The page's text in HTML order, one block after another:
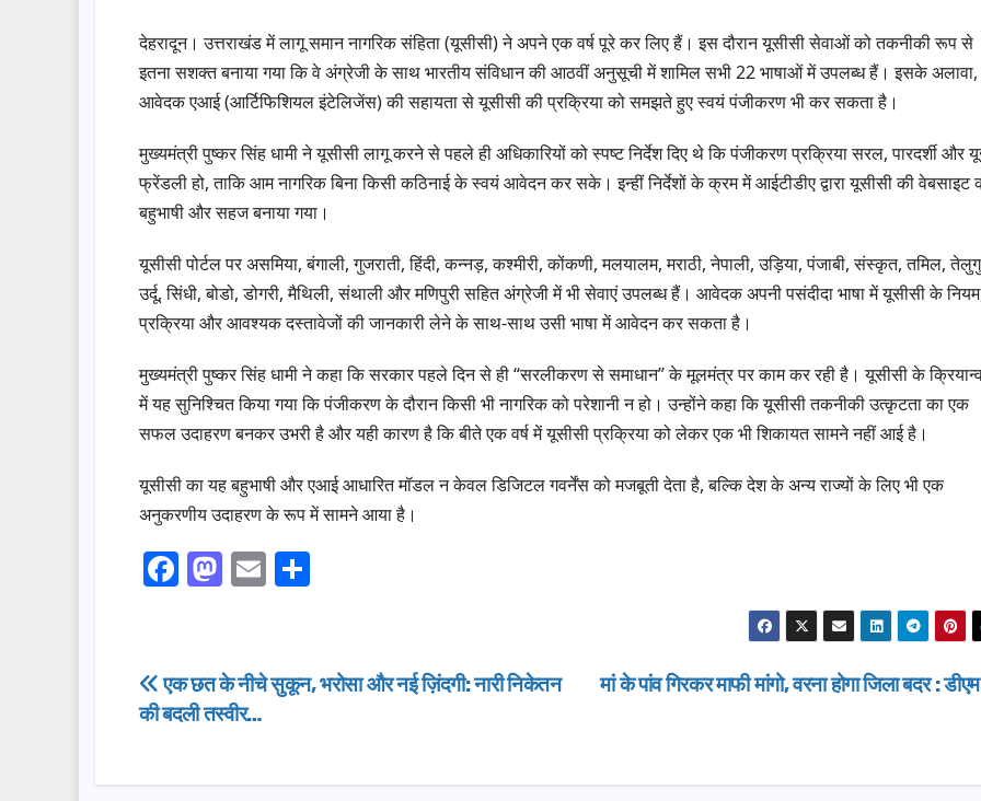
देहरादून। उत्तराखंड में लागू समान नागरिक संहिता (यूसीसी) ने अपने एक वर्ष पूरे कर लिए हैं। इस दौरान यूसीसी सेवाओं को तकनीकी रूप से
इतना सशक्त बनाया गया कि वे अंग्रेजी के साथ भारतीय संविधान की आठवीं अनुसूची में शामिल सभी 22 भाषाओं में उपलब्ध हैं। इसके अलावा,
आवेदक एआई (आर्टिफिशियल इंटेलिजेंस) की सहायता से यूसीसी की प्रक्रिया को समझते हुए स्वयं पंजीकरण भी कर सकता है।
मुख्यमंत्री पुष्कर सिंह धामी ने यूसीसी लागू करने से पहले ही अधिकारियों को स्पष्ट निर्देश दिए थे कि पंजीकरण प्रक्रिया सरल, पारदर्शी और
फ्रेंडली हो, ताकि आम नागरिक बिना किसी कठिनाई के स्वयं आवेदन कर सके। इन्हीं निर्देशों के क्रम में आईटीडीए द्वारा यूसीसी की वेबसाइट
बहुभाषी और सहज बनाया गया।
यूसीसी पोर्टल पर असमिया, बंगाली, गुजराती, हिंदी, कन्नड़, कश्मीरी, कोंकणी, मलयालम, मराठी, नेपाली, उड़िया, पंजाबी, संस्कृत, तमिल,
उर्दू, सिंधी, बोडो, डोगरी, मैथिली, संथाली और मणिपुरी सहित अंग्रेजी में भी सेवाएं उपलब्ध हैं। आवेदक अपनी पसंदीदा भाषा में यूसीसी के
प्रक्रिया और आवश्यक दस्तावेजों की जानकारी लेने के साथ-साथ उसी भाषा में आवेदन कर सकता है।
मुख्यमंत्री पुष्कर सिंह धामी ने कहा कि सरकार पहले दिन से ही “सरलीकरण से समाधान” के मूलमंत्र पर काम कर रही है। यूसीसी के
में यह सुनिश्चित किया गया कि पंजीकरण के दौरान किसी भी नागरिक को परेशानी न हो। उन्होंने कहा कि यूसीसी तकनीकी उत्कृटता का एक
सफल उदाहरण बनकर उभरी है और यही कारण है कि बीते एक वर्ष में यूसीसी प्रक्रिया को लेकर एक भी शिकायत सामने नहीं आई है।
यूसीसी का यह बहुभाषी और एआई आधारित मॉडल न केवल डिजिटल गवर्नेंस को मजबूती देता है, बल्कि देश के अन्य राज्यों के लिए भी एक
अनुकरणीय उदाहरण के रूप में सामने आया है।
F
e
b
o
M
o
d
n
E
e
Post
navigation
मां के पांव गिरकर माफी मांगो, वरना होगा जिला बदर : डीएम
एक छत के नीचे सुकून, भरोसा और नई ज़िंदगी: नारी निकेतन
की बदली तस्वीर…
दिल्ली-
से जुड़ी 12
डीएम ने किया